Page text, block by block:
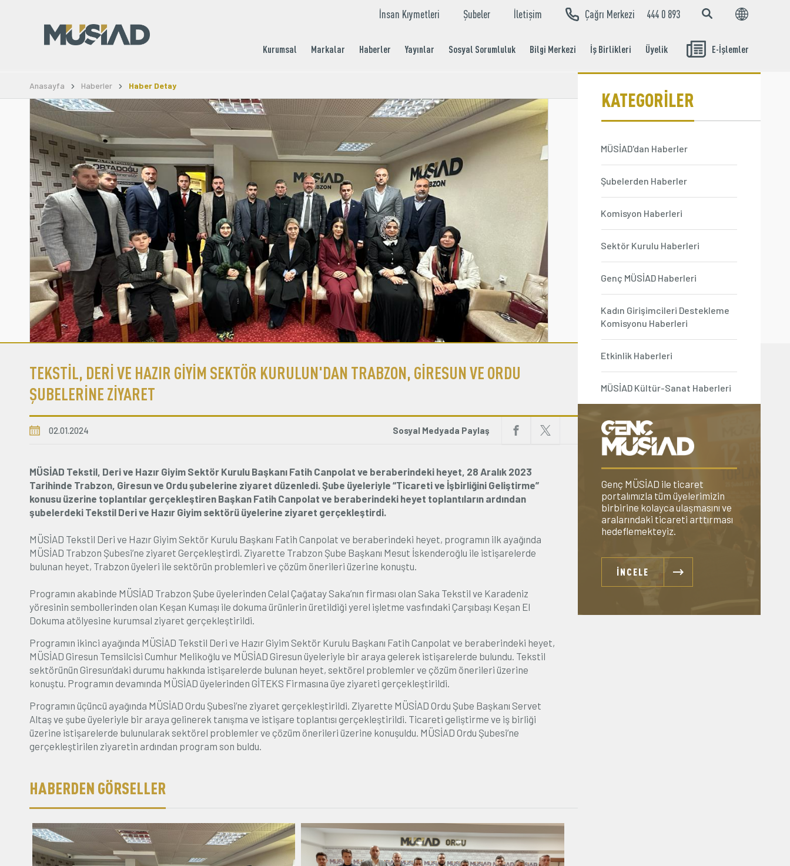
İnsan Kıymetleri Şubeler İletişim Çağrı Merkezi 444 0 893
Kurumsal Markalar Haberler Yayınlar Sosyal Sorumluluk Bilgi Merkezi İş Birlikleri Üyelik E-İşlemler
Aidat Ödeme
Anasayfa Haberler Haber Detay
KATEGORİLER
MÜSİAD'dan Haberler
Şubelerden Haberler
Komisyon Haberleri
Sektör Kurulu Haberleri
Genç MÜSİAD Haberleri
Kadın Girişimcileri Destekleme
Komisyonu Haberleri
Etkinlik Haberleri
MÜSİAD Kültür-Sanat Haberleri
TEKSTİL, DERİ VE HAZIR GİYİM SEKTÖR KURULUN'DAN TRABZON, GİRESUN VE ORDU
ŞUBELERİNE ZİYARET
02.01.2024 Sosyal Medyada Paylaş
MÜSİAD Tekstil, Deri ve Hazır Giyim Sektör Kurulu Başkanı Fatih Canpolat ve beraberindeki heyet, 28 Aralık 2023
Tarihinde Trabzon, Giresun ve Ordu şubelerine ziyaret düzenledi. Şube üyeleriyle “Ticareti ve İşbirliğini Geliştirme”
konusu üzerine toplantılar gerçekleştiren Başkan Fatih Canpolat ve beraberindeki heyet toplantıların ardından
şubelerdeki Tekstil Deri ve Hazır Giyim sektörü üyelerine ziyaret gerçekleştirdi.
MÜSİAD Tekstil Deri ve Hazır Giyim Sektör Kurulu Başkanı Fatih Canpolat ve beraberindeki heyet, programın ilk ayağında
MÜSİAD Trabzon Şubesi’ne ziyaret Gerçekleştirdi. Ziyarette Trabzon Şube Başkanı Mesut İskenderoğlu ile istişarelerde
bulunan heyet, Trabzon üyeleri ile sektörün problemleri ve çözüm önerileri üzerine konuştu.
Programın akabinde MÜSİAD Trabzon Şube üyelerinden Celal Çağatay Saka’nın firması olan Saka Tekstil ve Karadeniz
yöresinin sembollerinden olan Keşan Kumaşı ile dokuma ürünlerin üretildiği yerel işletme vasfındaki Çarşıbaşı Keşan El
Dokuma atölyesine kurumsal ziyaret gerçekleştirildi.
Programın ikinci ayağında MÜSİAD Tekstil Deri ve Hazır Giyim Sektör Kurulu Başkanı Fatih Canpolat ve beraberindeki heyet,
MÜSİAD Giresun Temsilcisi Cumhur Melikoğlu ve MÜSİAD Giresun üyeleriyle bir araya gelerek istişarelerde bulundu. Tekstil
sektörünün Giresun’daki durumu hakkında istişarelerde bulunan heyet, sektörel problemler ve çözüm önerileri üzerine
konuştu. Programın devamında MÜSİAD üyelerinden GİTEKS Firmasına üye ziyareti gerçekleştirildi.
Programın üçüncü ayağında MÜSİAD Ordu Şubesi’ne ziyaret gerçekleştirildi. Ziyarette MÜSİAD Ordu Şube Başkanı Servet
Altaş ve şube üyeleriyle bir araya gelinerek tanışma ve istişare toplantısı gerçekleştirildi. Ticareti geliştirme ve iş birliği
üzerine istişarelerde bulunularak sektörel problemler ve çözüm önerileri üzerine konuşuldu. MÜSİAD Ordu Şubesi’ne
gerçekleştirilen ziyaretin ardından program son buldu.
Genç MÜSİAD ile ticaret
portalımızla tüm üyelerimizin
birbirine kolayca ulaşmasını ve
aralarındaki ticareti arttırması
hedeflemekteyiz.
İNCELE
HABERDEN GÖRSELLER